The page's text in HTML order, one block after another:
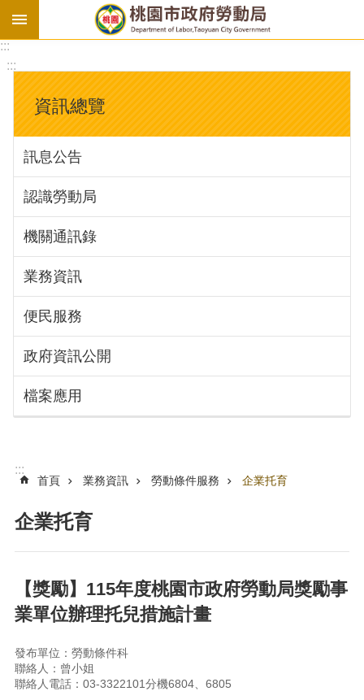
基
法
勞
資
會
庇
護
工
場
進
訊
息
公
識
動
局
關
通
訊
業
務
:::
:::
資訊總覽
訊息公告
認識勞動局
機關通訊錄
業務資訊
便民服務
政府資訊公開
檔案應用
:::
首頁 業務資訊 勞動條件服務 企業托育
企業托育
【獎勵】115年度桃園市政府勞動局獎勵事
業單位辦理托兒措施計畫
發布單位：勞動條件科
聯絡人：曾小姐
聯絡人電話：03-3322101分機6804、6805